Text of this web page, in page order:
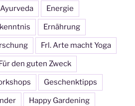
Ayurveda Energie
Ernährung
Frl. Arte macht Yoga
den guten Zweck
Geschenktipps
Happy Gardening